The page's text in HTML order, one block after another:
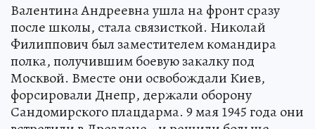
Валентина Андреевна ушла на фронт сразу
после школы, стала связисткой. Николай
Филиппович был заместителем командира
полка, получившим боевую закалку под
Москвой. Вместе они освобождали Киев,
форсировали Днепр, держали оборону
Сандомирского плацдарма. 9 мая 1945 года они